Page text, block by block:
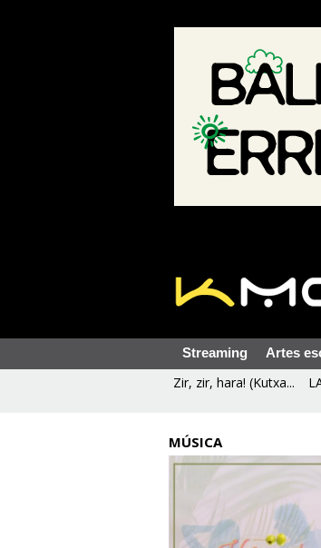
Streaming Artes
Zir, zir, hara! (Kutxa...
MÚSICA